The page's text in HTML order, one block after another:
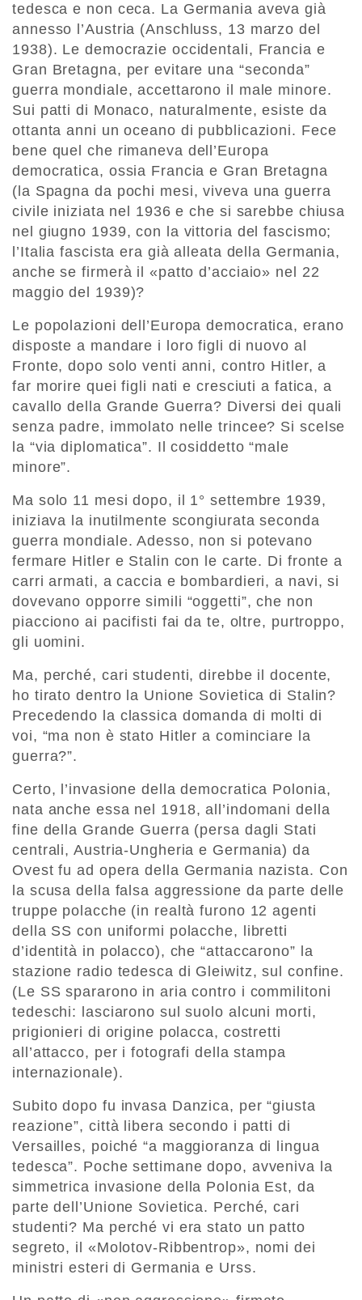
tedesca e non ceca. La Germania aveva già
annesso l’Austria (Anschluss, 13 marzo del
1938). Le democrazie occidentali, Francia e
Gran Bretagna, per evitare una “seconda”
guerra mondiale, accettarono il male minore.
Sui patti di Monaco, naturalmente, esiste da
ottanta anni un oceano di pubblicazioni. Fece
bene quel che rimaneva dell’Europa
democratica, ossia Francia e Gran Bretagna
(la Spagna da pochi mesi, viveva una guerra
civile iniziata nel 1936 e che si sarebbe chiusa
nel giugno 1939, con la vittoria del fascismo;
l’Italia fascista era già alleata della Germania,
anche se firmerà il «patto d’acciaio» nel 22
maggio del 1939)?
Le popolazioni dell’Europa democratica, erano
disposte a mandare i loro figli di nuovo al
Fronte, dopo solo venti anni, contro Hitler, a
far morire quei figli nati e cresciuti a fatica, a
cavallo della Grande Guerra? Diversi dei quali
senza padre, immolato nelle trincee? Si scelse
la “via diplomatica”. Il cosiddetto “male
minore”.
Ma solo 11 mesi dopo, il 1° settembre 1939,
iniziava la inutilmente scongiurata seconda
guerra mondiale. Adesso, non si potevano
fermare Hitler e Stalin con le carte. Di fronte a
carri armati, a caccia e bombardieri, a navi, si
dovevano opporre simili “oggetti”, che non
piacciono ai pacifisti fai da te, oltre, purtroppo,
gli uomini.
Ma, perché, cari studenti, direbbe il docente,
ho tirato dentro la Unione Sovietica di Stalin?
Precedendo la classica domanda di molti di
voi, “ma non è stato Hitler a cominciare la
guerra?”.
Certo, l’invasione della democratica Polonia,
nata anche essa nel 1918, all’indomani della
fine della Grande Guerra (persa dagli Stati
centrali, Austria-Ungheria e Germania) da
Ovest fu ad opera della Germania nazista. Con
la scusa della falsa aggressione da parte delle
truppe polacche (in realtà furono 12 agenti
della SS con uniformi polacche, libretti
d’identità in polacco), che “attaccarono” la
stazione radio tedesca di Gleiwitz, sul confine.
(Le SS spararono in aria contro i commilitoni
tedeschi: lasciarono sul suolo alcuni morti,
prigionieri di origine polacca, costretti
all’attacco, per i fotografi della stampa
internazionale).
Subito dopo fu invasa Danzica, per “giusta
reazione”, città libera secondo i patti di
Versailles, poiché “a maggioranza di lingua
tedesca”. Poche settimane dopo, avveniva la
simmetrica invasione della Polonia Est, da
parte dell’Unione Sovietica. Perché, cari
studenti? Ma perché vi era stato un patto
segreto, il «Molotov-Ribbentrop», nomi dei
ministri esteri di Germania e Urss.